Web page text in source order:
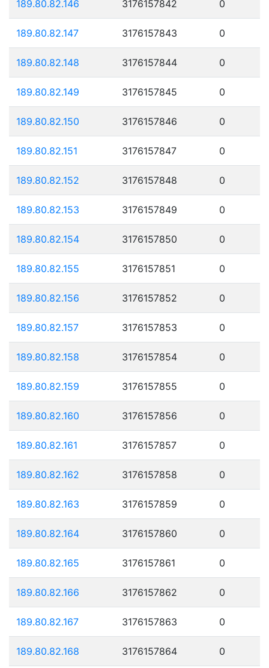
189.80.82.146 3176157842 0
189.80.82.147 3176157843 0
189.80.82.148 3176157844 0
189.80.82.149 3176157845 0
189.80.82.150 3176157846 0
189.80.82.151 3176157847 0
189.80.82.152 3176157848 0
189.80.82.153 3176157849 0
189.80.82.154 3176157850 0
189.80.82.155 3176157851 0
189.80.82.156 3176157852 0
189.80.82.157 3176157853 0
189.80.82.158 3176157854 0
189.80.82.159 3176157855 0
189.80.82.160 3176157856 0
189.80.82.161 3176157857 0
189.80.82.162 3176157858 0
189.80.82.163 3176157859 0
189.80.82.164 3176157860 0
189.80.82.165 3176157861 0
189.80.82.166 3176157862 0
189.80.82.167 3176157863 0
189.80.82.168 3176157864 0